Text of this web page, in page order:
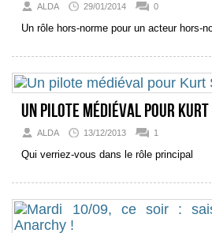
ALDA 29/01/2014 0
Un rôle hors-norme pour un acteur hors-
Un pilote médiéval pour
ALDA 13/12/2013 1
Qui verriez-vous dans le rôle principal